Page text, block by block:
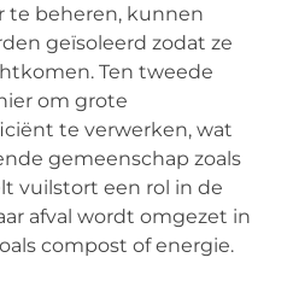
te beheren, kunnen
geïsoleerd zodat ze
Ten tweede
om grote
te verwerken, wat
gemeenschap zoals
vuilstort een rol in de
afval wordt omgezet in
compost of energie.